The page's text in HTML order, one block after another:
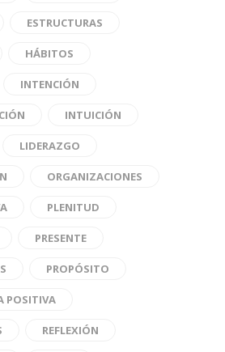
ESTRUCTURAS
HÁBITOS
INTENCIÓN
INTUICIÓN
LIDERAZGO
ORGANIZACIONES
PLENITUD
PRESENTE
PROPÓSITO
POSITIVA
REFLEXIÓN